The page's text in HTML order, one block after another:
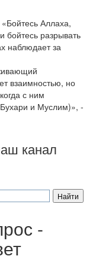
Аллаха,
бойтесь разрывать
наблюдает за
взаимностью, но
с ним
и Муслим)», -
канал
-